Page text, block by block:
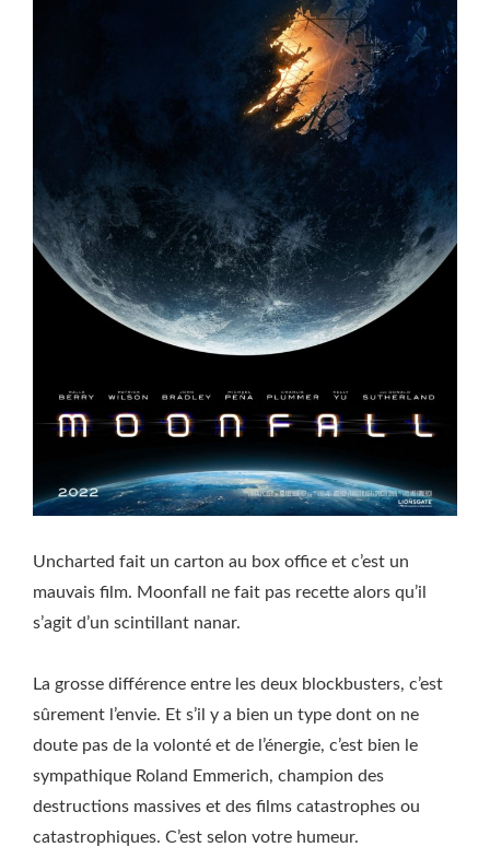
Uncharted fait un carton au box office et c’est un
mauvais film. Moonfall ne fait pas recette alors qu’il
s’agit d’un scintillant nanar.
La grosse différence entre les deux blockbusters, c’est
sûrement l’envie. Et s’il y a bien un type dont on ne
doute pas de la volonté et de l’énergie, c’est bien le
sympathique Roland Emmerich, champion des
destructions massives et des films catastrophes ou
catastrophiques. C’est selon votre humeur.